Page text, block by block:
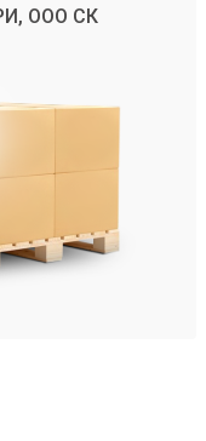
ООО СК